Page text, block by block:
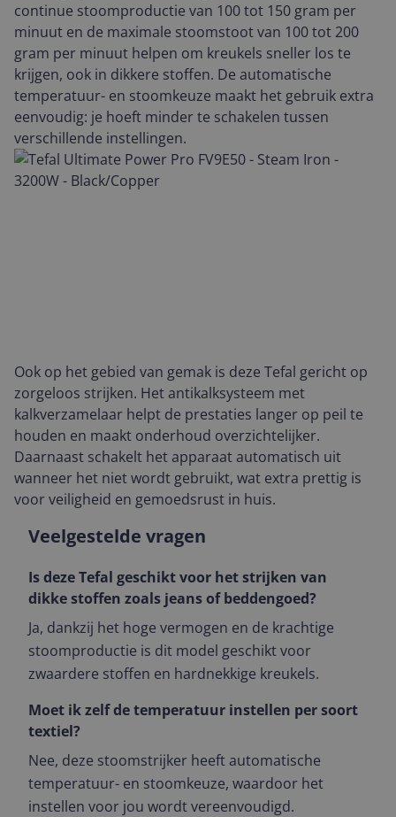
continue stoomproductie van 100 tot 150 gram per
minuut en de maximale stoomstoot van 100 tot 200
gram per minuut helpen om kreukels sneller los te
krijgen, ook in dikkere stoffen. De automatische
temperatuur- en stoomkeuze maakt het gebruik extra
eenvoudig: je hoeft minder te schakelen tussen
verschillende instellingen.
Ook op het gebied van gemak is deze Tefal gericht op
zorgeloos strijken. Het antikalksysteem met
kalkverzamelaar helpt de prestaties langer op peil te
houden en maakt onderhoud overzichtelijker.
Daarnaast schakelt het apparaat automatisch uit
wanneer het niet wordt gebruikt, wat extra prettig is
voor veiligheid en gemoedsrust in huis.
Veelgestelde vragen
Is deze Tefal geschikt voor het strijken van
dikke stoffen zoals jeans of beddengoed?
Ja, dankzij het hoge vermogen en de krachtige
stoomproductie is dit model geschikt voor
zwaardere stoffen en hardnekkige kreukels.
Moet ik zelf de temperatuur instellen per soort
textiel?
Nee, deze stoomstrijker heeft automatische
temperatuur- en stoomkeuze, waardoor het
instellen voor jou wordt vereenvoudigd.